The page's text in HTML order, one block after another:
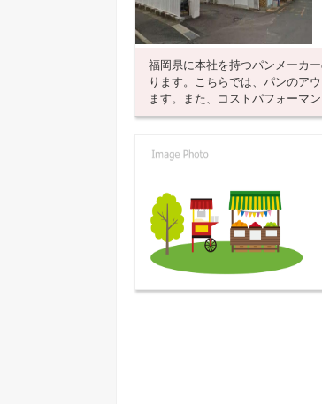
福岡県に本社を持つパンメーカ
ります。こちらでは、パンのア
ます。また、コストパフォーマ